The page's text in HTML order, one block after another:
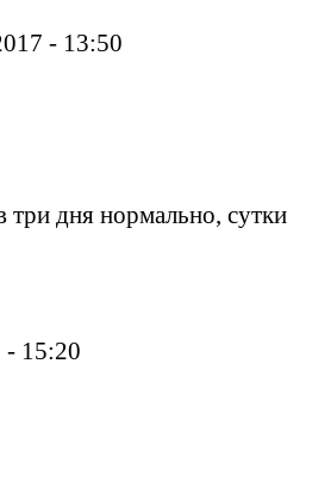
- 13:50
три дня нормально, сутки
- 15:20